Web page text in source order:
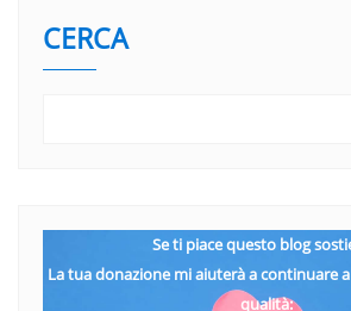
CERCA
Se ti piace questo blog
La tua donazione mi aiuterà a continuare
qualità: